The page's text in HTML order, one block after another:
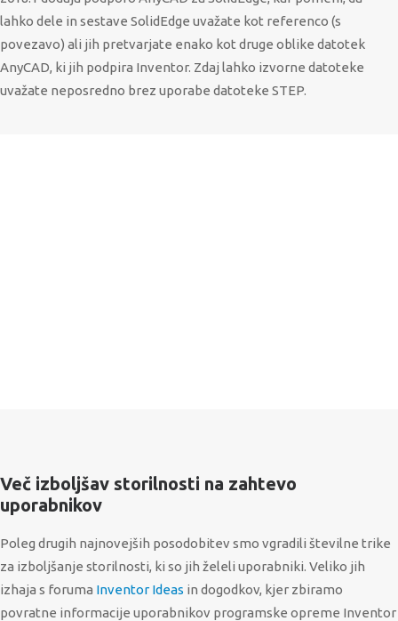
lahko dele in sestave SolidEdge uvažate kot referenco (s
povezavo) ali jih pretvarjate enako kot druge oblike datotek
AnyCAD, ki jih podpira Inventor. Zdaj lahko izvorne datoteke
uvažate neposredno brez uporabe datoteke STEP.
Več izboljšav storilnosti na zahtevo
uporabnikov
Poleg drugih najnovejših posodobitev smo vgradili številne trike
za izboljšanje storilnosti, ki so jih želeli uporabniki. Veliko jih
izhaja s foruma Inventor Ideas in dogodkov, kjer zbiramo
povratne informacije uporabnikov programske opreme Inventor